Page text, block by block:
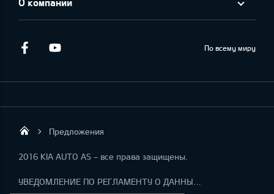
Facebook По всему миру
KIA AUTO AS
Предложения
2016 KIA AUTO AS - все права защищены.